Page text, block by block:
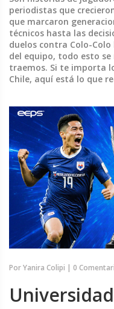
periodistas que
que marcaron
técnicos hasta las
duelos contra Colo-
del equipo, todo esto
traemos. Si te importa
Chile, aquí está lo que
PorYanira Colipi | 0